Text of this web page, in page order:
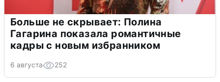
Больше не скрывает: Полина
Гагарина показала романтичные
кадры с новым избранником
6 августа 252